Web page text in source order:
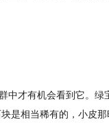
中才有机会看到它。绿
是相当稀有的，小皮